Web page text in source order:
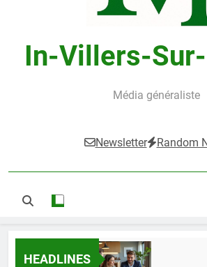
In-Villers-
Média généraliste
Newsletter Random
HEADLINES